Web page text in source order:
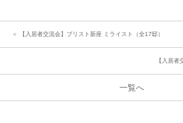
＜ 【入居者交流会】ブリスト新座 ミライスト（全17邸）
【入居者
一覧へ